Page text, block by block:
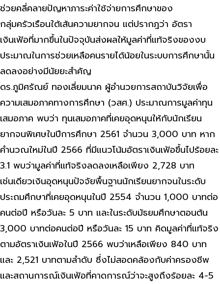
ช่วยคลี่คลายปัญหาภาระค่าใช้จ่ายการศึกษาของ
กลุ่มครัวเรือนใต้เส้นความยากจน แต่ปรากฎว่า อัตรา
เงินเฟ้อที่มากขึ้นในปัจจุบันส่งผลให้มูลค่าที่แท้จริงของงบ
ประมาณในการช่วยเหลือคนรายได้น้อยในระบบการศึกษานั้น
ลดลงอย่างมีนัยยะสำคัญ
ดร.ภูมิศรัณย์ ทองเลี่ยมนาค ผู้อำนวยการสถาบันวิจัยเพื่อ
ความเสมอภาคทางการศึกษา (วสศ.) ประมาณการมูลค่าทุน
เสมอภาค พบว่า ทุนเสมอภาคที่เคยอุดหนุนให้กับนักเรียน
ยากจนพิเศษในปีการศึกษา 2561 จำนวน 3,000 บาท หาก
คำนวณใหม่ในปี 2566 ที่มีแนวโน้มอัตราเงินเฟ้อขึ้นไปร้อยละ
3.1 พบว่ามูลค่าที่แท้จริงลดลงเหลือเพียง 2,728 บาท
เช่นเดียวเงินอุดหนุนปัจจัยพื้นฐานนักเรียนยากจนในระดับ
ประถมศึกษาที่เคยอุดหนุนในปี 2554 จำนวน 1,000 บาทต่อ
คนต่อปี หรือวันละ 5 บาท และในระดับมัธยมศึกษาตอนต้น
3,000 บาทต่อคนต่อปี หรือวันละ 15 บาท คิดมูลค่าที่แท้จริง
ตามอัตราเงินเฟ้อในปี 2566 พบว่าเหลือเพียง 840 บาท
และ 2,521 บาทตามลำดับ ซึ่งไม่สอดคล้องกับค่าครองชีพ
และสถานการณ์เงินเฟ้อที่คาดการณ์ว่าจะสูงถึงร้อยละ 4-5